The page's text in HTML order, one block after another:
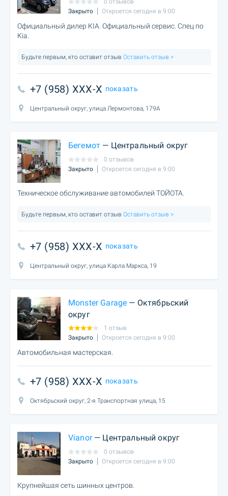
0 отзывов
Закрыто
Откроется сегодня в 9:00
Официальный дилер KIA. Официальный сервис. Спец по
Kia.
Будьте первым, кто оставит отзыв Оставить отзыв >
+7 (958) XXX-X показать
Центральный округ, улица Лермонтова, 179А
Бегемот — Центральный округ
0 отзывов
Закрыто
Откроется сегодня в 9:00
Техническое обслуживание автомобилей ТОЙОТА.
Будьте первым, кто оставит отзыв Оставить отзыв >
+7 (958) XXX-X показать
Центральный округ, улица Карла Маркса, 19
Monster Garage — Октябрьский
округ
1 отзыв
Закрыто
Откроется сегодня в 9:00
Автомобильная мастерская.
+7 (958) XXX-X показать
Октябрьский округ, 2-я Транспортная улица, 15
Vianor— Центральный округ
0 отзывов
Закрыто
Откроется сегодня в 9:00
Крупнейшая сеть шинных центров.